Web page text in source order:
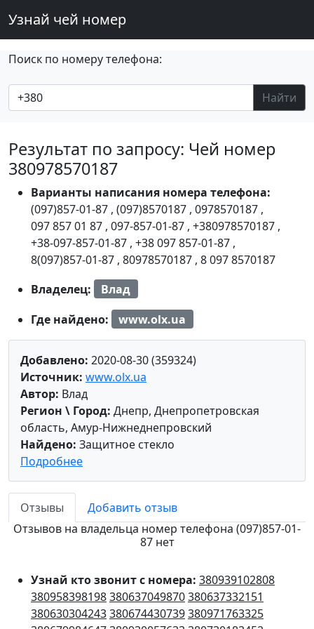
Узнай чей номер
Поиск по номеру телефона:
Найти
Результат по запросу: Чей номер
380978570187
Варианты написания номера телефона:
(097)857-01-87 , (097)8570187 , 0978570187 ,
097 857 01 87 , 097-857-01-87 , +380978570187 ,
+38-097-857-01-87 , +38 097 857-01-87 ,
8(097)857-01-87 , 80978570187 , 8 097 8570187
Владелец:
Влад
Где найдено:
www.olx.ua
Добавлено: 2020-08-30 (359324)
Источник: www.olx.ua
Автор: Влад
Регион \ Город: Днепр, Днепропетровская
область, Амур-Нижнеднепровский
Найдено: Защитное стекло
Подробнее
Отзывы
Добавить отзыв
Отзывов на владельца номер телефона (097)857-01-
87 нет
Узнай кто звонит с номера: 380939102808
380958398198380637049870380637332151
380630304243380674430739380971763325